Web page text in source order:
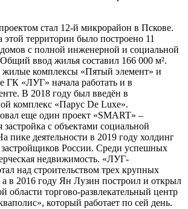
стал 12-й микрорайон в Пскове.
этой территории было построено 11
с полной инженерной и социальной
ввод жилья составил 166 000 м².
комплексы «Пятый элемент» и
ГК «ЛУГ» начала работать и в
В 2018 году был введён в
комплекс «Парус De Luxe».
еще один проект «SMART» –
с объектами социальной
пике деятельности в 2019 году холдинг
России. Среди успешных
недвижимость. «ЛУГ-
над строительством трех крупных
а в 2016 году Ян Лузин построил и открыл
области торгово-развлекательный центр
который работает по сей день.